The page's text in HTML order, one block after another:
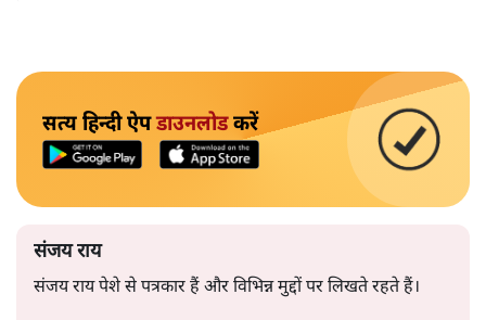
सत्य हिन्दी ऐपडाउनलोडकरें
संजय राय
संजय राय पेशे से पत्रकार हैं और विभिन्न मुद्दों पर लिखते रहते हैं।